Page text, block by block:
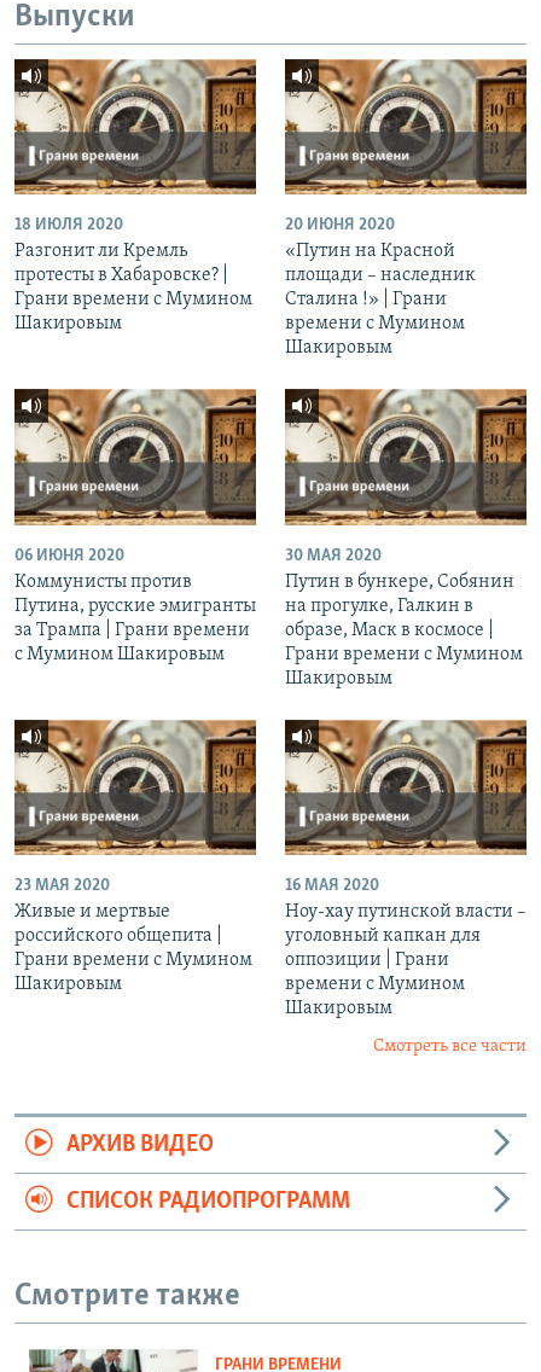
Выпуски
18 ИЮЛЯ 2020
Разгонит ли Кремль
протесты в Хабаровске? |
Грани времени с Мумином
Шакировым
20 ИЮНЯ 2020
«Путин на Красной
площади – наследник
Сталина !» | Грани
времени с Мумином
Шакировым
06 ИЮНЯ 2020
Коммунисты против
Путина, русские эмигранты
за Трампа | Грани времени
с Мумином Шакировым
30 МАЯ 2020
Путин в бункере, Собянин
на прогулке, Галкин в
образе, Маск в космосе |
Грани времени с Мумином
Шакировым
23 МАЯ 2020
Живые и мертвые
российского общепита |
Грани времени с Мумином
Шакировым
16 МАЯ 2020
Ноу-хау путинской власти –
уголовный капкан для
оппозиции | Грани
времени с Мумином
Шакировым
Смотреть все части
АРХИВ ВИДЕО
СПИСОК РАДИОПРОГРАММ
Смотрите также
ГРАНИ ВРЕМЕНИ